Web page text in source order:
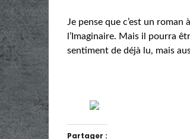
Je pense que c’est un
l’Imaginaire. Mais il pourra
sentiment de déjà lu, mais
Partager :